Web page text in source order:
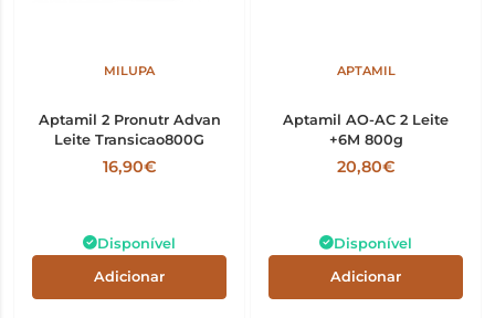
MILUPA
Aptamil 2 Pronutr Advan
Leite Transicao800G
16,90€
Disponível
Adicionar
APTAMIL
Aptamil AO-AC 2 Leite
+6M 800g
20,80€
Disponível
Adicionar